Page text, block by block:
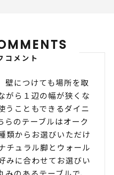
コメント
壁につけても場所を取
がら１辺の幅が狭くな
うこともできるダイニ
らのテーブルはオーク
類からお選びいただけ
チュラル脚とウォール
みに合わせてお選びい